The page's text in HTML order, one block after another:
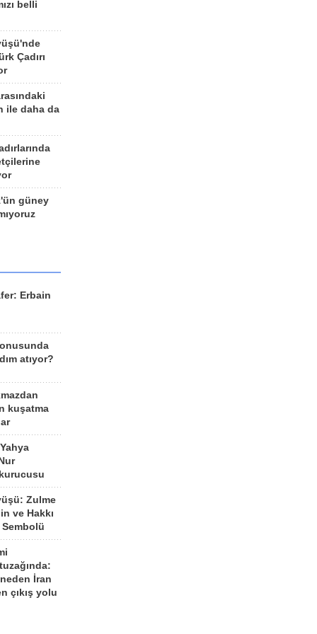
belli
Çadırı
ile daha da
güney
Erbain
atıyor?
kuşatma
Zulme
ve Hakkı
Sembolü
İran
çıkış yolu